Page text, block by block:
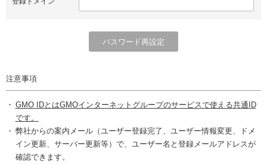
注意事項
GMO IDとはGMOインターネットグループのサービスで使える共通ID
です。
弊社からの案内メール（ユーザー登録完了、ユーザー情報変更、ドメ
イン更新、サーバー更新等）で、ユーザー名と登録メールアドレスが
確認できます。